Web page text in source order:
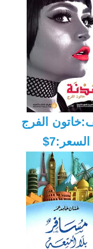
الفرج
السعر:7$